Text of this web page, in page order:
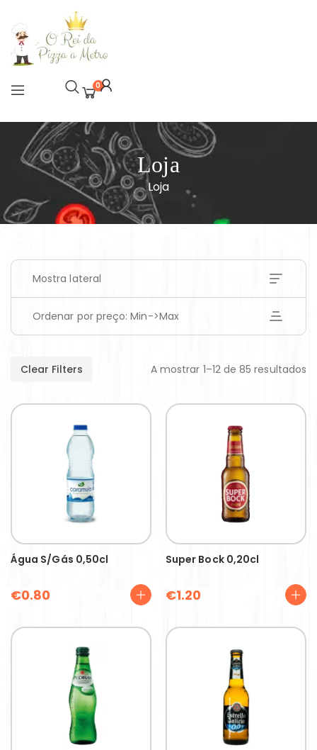
0
Loja
Loja
Mostra lateral
Ordenar por preço: Min->Max
Clear Filters A mostrar 1–12 de 85 resultados
Água S/gás 0,50cl
€0.80
Super Bock 0,20cl
€1.20